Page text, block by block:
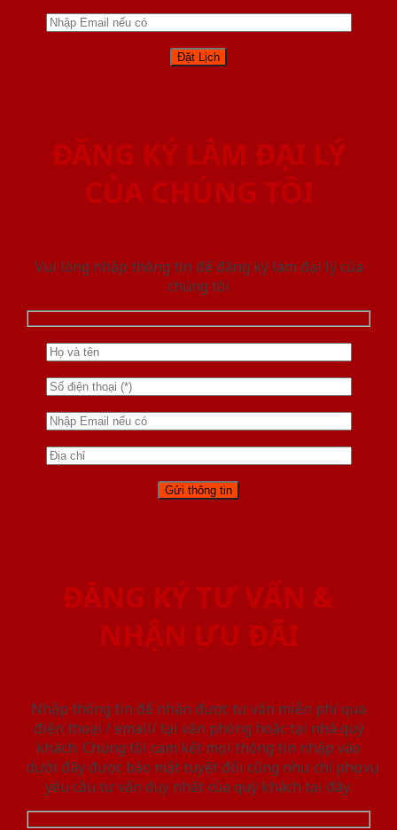
ĐĂNG KÝ LÀM ĐẠI LÝ
CỦA CHÚNG TÔI
Vui lòng nhập thông tin để đăng ký làm đại lý của
chúng tôi
ĐĂNG KÝ TƯ VẤN &
NHẬN ƯU ĐÃI
Nhập thông tin để nhận được tư vấn miễn phí qua
điện thoại / email/ tại văn phòng hoặc tại nhà quý
khách. Chúng tôi cam kết mọi thông tin nhập vào
dưới đây được bảo mật tuyệt đối cũng như chỉ phục vụ
yêu cầu tư vấn duy nhất của quý khách tại đây.